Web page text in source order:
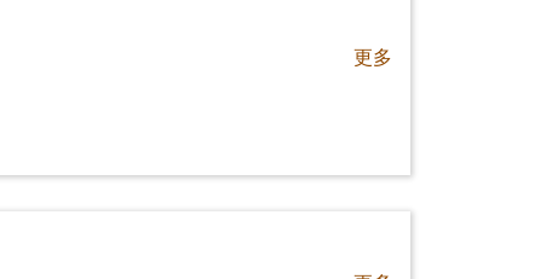
更多